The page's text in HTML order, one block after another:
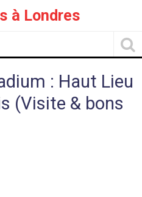
à Londres
: Haut Lieu
(Visite & bons